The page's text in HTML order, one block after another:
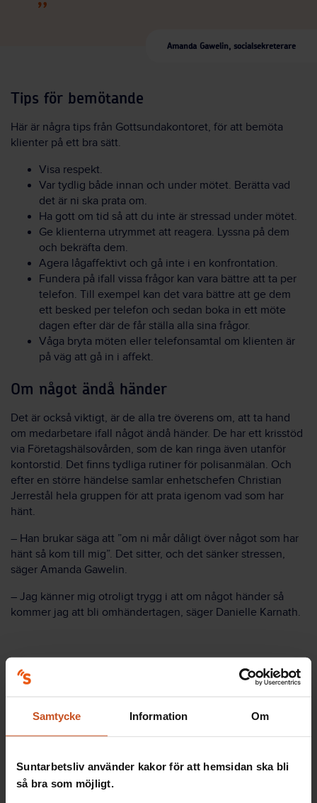
Samtycke Information Om
Suntarbetsliv använder kakor för att hemsidan ska bli
så bra som möjligt.
Amanda Gawelin, socialsekreterare
Tips för bemötande
Här är några tips från Gottsundakontoret, för att bemöta
klienter på ett bra sätt.
Visa respekt.
Var tydlig både innan och under mötet. Berätta vad
det är ni ska prata om.
Ha gott om tid så att du inte är stressad under mötet.
Ge klienterna utrymmet att reagera. Lyssna på dem
och bekräfta dem.
Agera lågaffektivt och gå inte i en konfrontation.
Fundera på ifall vissa frågor kan vara bättre att ta per
telefon. Till exempel kan det vara bättre att ge dem
ett besked per telefon och sedan boka in ett möte
dagen efter där de får ställa alla sina frågor.
Våga bryta möten eller telefonsamtal om klienten är
på väg att gå in i affekt.
Om något ändå händer
Det är också viktigt, är de alla tre överens om, att ta hand
om medarbetare ifall något ändå händer. De har ett krisstöd
via Företagshälsovården, som de kan ringa även utanför
kontorstid. Det finns tydliga rutiner för polisanmälan. Och
efter en större händelse samlar enhetschefen Christian
Jerrestål hela gruppen för att prata igenom vad som har
hänt.
– Han brukar säga att ”om ni mår dåligt över något som har
hänt så kom till mig”. Det sitter, och det sänker stressen,
säger Amanda Gawelin.
– Jag känner mig otroligt trygg i att om något händer så
kommer jag att bli omhändertagen, säger Danielle Karnath.
Hot och våld leder till arbetsolycksfall
Det visar en rapport från Afa Försäkring som
publicerades 2022.